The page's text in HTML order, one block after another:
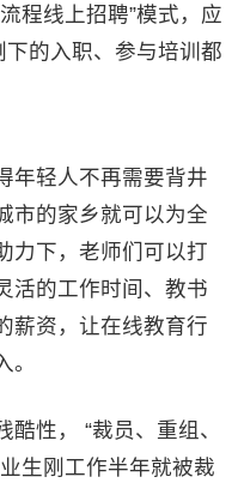
程线上招聘”模式，应
下的入职、参与培训都
轻人不再需要背井
市的家乡就可以为全
力下，老师们可以打
活的工作时间、教书
薪资，让在线教育行
性， “裁员、重组、
生刚工作半年就被裁